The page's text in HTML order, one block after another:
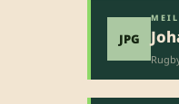
JPG